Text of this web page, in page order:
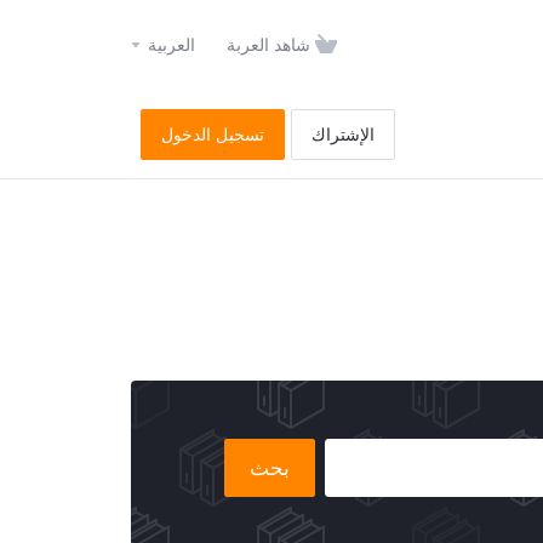
شاهد العربة العربية
الإشتراك تسجيل الدخول
بحث